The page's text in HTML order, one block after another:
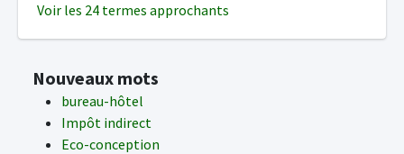
Voir les 24 termes approchants
Nouveaux mots
bureau-hôtel
Impôt indirect
Eco-conception